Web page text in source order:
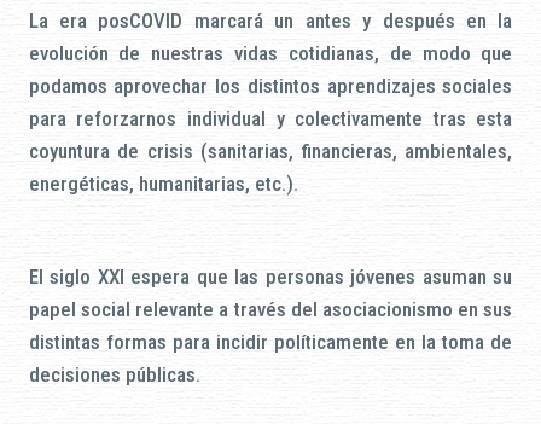
La era posCOVID marcará un antes y después en la
evolución de nuestras vidas cotidianas, de modo que
podamos aprovechar los distintos aprendizajes sociales
para reforzarnos individual y colectivamente tras esta
coyuntura de crisis (sanitarias, financieras, ambientales,
energéticas, humanitarias, etc.).
El siglo XXI espera que las personas jóvenes asuman su
papel social relevante a través del asociacionismo en sus
distintas formas para incidir políticamente en la toma de
decisiones públicas.